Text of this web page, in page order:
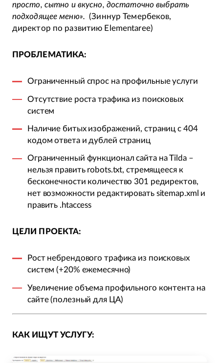
просто, сытно и вкусно, достаточно выбрать
подходящее меню».(Зиннур Темербеков,
директор по развитию Elementaree)
ПРОБЛЕМАТИКА:
Ограниченный спрос на профильные услуги
Отсутствие роста трафика из поисковых
систем
Наличие битых изображений, страниц с 404
кодом ответа и дублей страниц
Ограниченный функционал сайта на Tilda –
нельзя править robots.txt, стремящееся к
бесконечности количество 301 редиректов,
нет возможности редактировать sitemap.xml и
править .htaccess
ЦЕЛИ ПРОЕКТА:
Рост небрендового трафика из поисковых
систем (+20% ежемесячно)
Увеличение объема профильного контента на
сайте (полезный для ЦА)
КАК ИЩУТ УСЛУГУ: